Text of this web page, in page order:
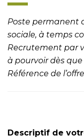
Poste permanent
sociale, à temps
Recrutement par
à pourvoir dès que
Référence de
Descriptif de